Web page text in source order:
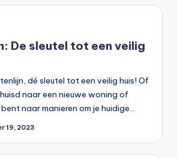
De sleutel tot een veilig
dé sleutel tot een veilig huis! Of
naar een nieuwe woning of
naar manieren om je huidige…
19, 2023